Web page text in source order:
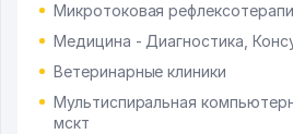
Микротоковая
Медицина - Диагностика,
Ветеринарные клиники
Мультиспиральная
мскт